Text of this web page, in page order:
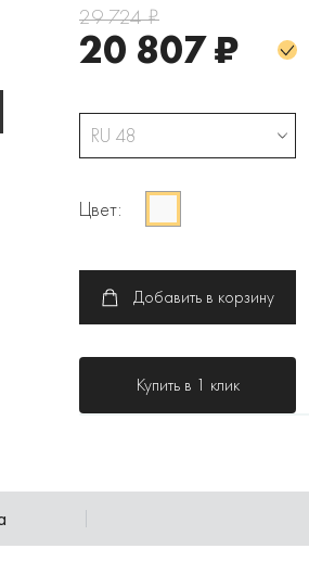
29 724 ₽
20 807 ₽
RU 48
Цвет:
Добавить в корзину
Купить в 1 клик